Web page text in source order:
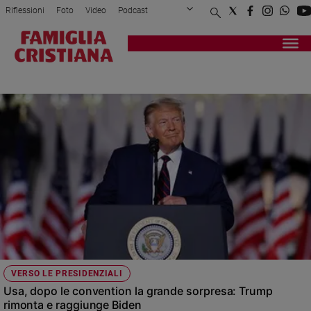
Attualità
Politica
giustizia
Sport
Interviste
Papa
Papa
Riflessioni Foto Video Podcast
Privacy Policy Chi siamo
Registrati Redazione
VERSO LE PRESIDENZIALI
Usa, dopo le convention la grande sorpresa: Trump
rimonta e raggiunge Biden